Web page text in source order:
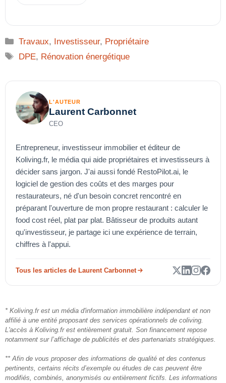
Catégories
Travaux, Investisseur, Propriétaire
Étiquettes
DPE, Rénovation énergétique
L'AUTEUR
Laurent Carbonnet
CEO
Entrepreneur, investisseur immobilier et éditeur de
Koliving.fr, le média qui aide propriétaires et investisseurs à
décider sans jargon. J'ai aussi fondé RestoPilot.ai, le
logiciel de gestion des coûts et des marges pour
restaurateurs, né d'un besoin concret rencontré en
préparant l'ouverture de mon propre restaurant : calculer le
food cost réel, plat par plat. Bâtisseur de produits autant
qu'investisseur, je partage ici une expérience de terrain,
chiffres à l'appui.
Tous les articles de Laurent Carbonnet
* Koliving.fr est un média d'information immobilière indépendant et non
affilié à une entité proposant des services opérationnels de coliving.
L'accès à Koliving.fr est entièrement gratuit. Son financement repose
notamment sur l’affichage de publicités et des partenariats stratégiques.
** Afin de vous proposer des informations de qualité et des contenus
pertinents, certains récits d’exemple ou études de cas peuvent être
modifiés, combinés, anonymisés ou entièrement fictifs. Les informations